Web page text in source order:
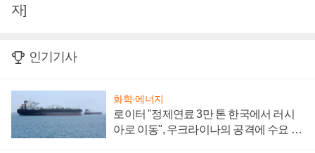
자]
인기기사
화학·에너지
로이터 "정제연료 3만 톤 한국에서 러시
아로 이동", 우크라이나의 공격에 수요 늘